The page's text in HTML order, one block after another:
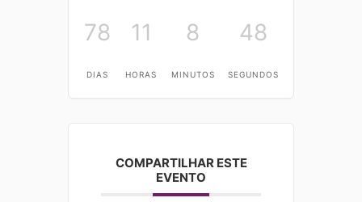
78
DIAS
11
HORAS
8
MINUTOS
48
SEGUNDOS
COMPARTILHAR ESTE
EVENTO